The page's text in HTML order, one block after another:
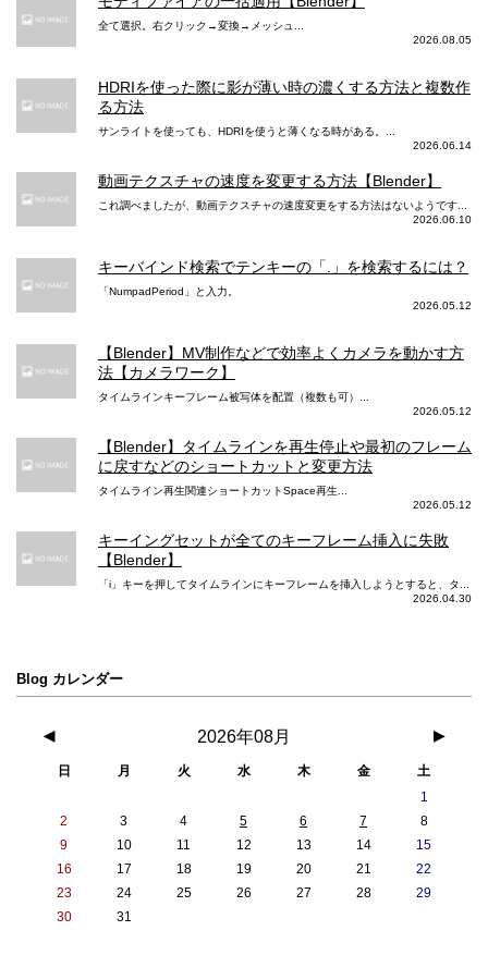
全て選択。右クリック→変換→メッシュ...
2026.08.05
HDRIを使った際に影が薄い時の濃くする方法と複数作
る方法
サンライトを使っても、HDRIを使うと薄くなる時がある。...
2026.06.14
動画テクスチャの速度を変更する方法【Blender】
これ調べましたが、動画テクスチャの速度変更をする方法はないようです...
2026.06.10
キーバインド検索でテンキーの「.」を検索するには？
「NumpadPeriod」と入力。
2026.05.12
【Blender】MV制作などで効率よくカメラを動かす方
法【カメラワーク】
タイムラインキーフレーム被写体を配置（複数も可）...
2026.05.12
【Blender】タイムラインを再生停止や最初のフレーム
に戻すなどのショートカットと変更方法
タイムライン再生関連ショートカットSpace再生...
2026.05.12
キーイングセットが全てのキーフレーム挿入に失敗
【Blender】
「i」キーを押してタイムラインにキーフレームを挿入しようとすると、タ...
2026.04.30
Blog カレンダー
2026年08月
◀ ▶
日 月 火 水 木 金
土
1
2
3 4 5 6 7
8
9
10 11 12 13 14
15
16
17 18 19 20 21
22
23
24 25 26 27 28
29
30
31